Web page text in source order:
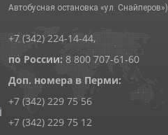
Автобусная остановка «ул. Снайперов»)
+7 (342) 224-14-44,
по России: 8 800 707-61-60
Доп. номера в Перми:
+7 (342) 229 75 56
+7 (342) 229 75 12